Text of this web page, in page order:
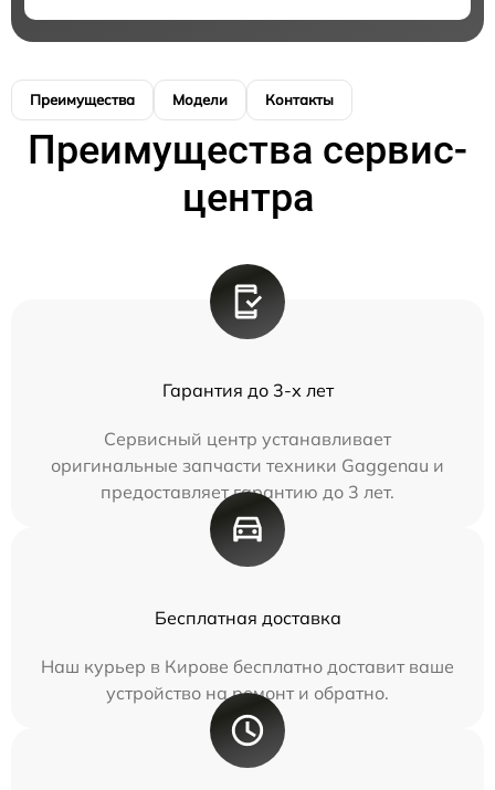
Преимущества Модели Контакты
Преимущества сервис-
центра
Гарантия до 3-х лет
Сервисный центр устанавливает
оригинальные запчасти техники Gaggenau и
предоставляет гарантию до 3 лет.
Бесплатная доставка
Наш курьер в Кирове бесплатно доставит ваше
устройство на ремонт и обратно.